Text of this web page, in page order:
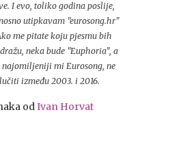
I evo, toliko godina poslije,
utipkavam "eurosong.hr"
me pitate koju pjesmu bih
neka bude "Euphoria", a
najomiljeniji mi Eurosong, ne
između 2003. i 2016.
odIvan Horvat